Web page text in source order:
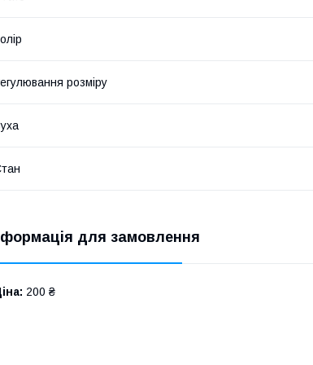
розміру
для замовлення
200 ₴